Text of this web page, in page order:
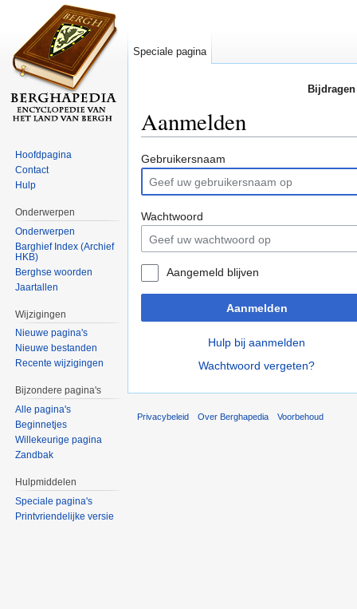
Aanmelden
Gebruikersnaam
Wachtwoord
Aangemeld blijven
Aanmelden
Hulp bij aanmelden
Wachtwoord vergeten?
Speciale pagina
Hoofdpagina
Contact
Hulp
Onderwerpen
Onderwerpen
Barghief Index (Archief
HKB)
Berghse woorden
Jaartallen
Wijzigingen
Nieuwe pagina's
Nieuwe bestanden
Recente wijzigingen
Bijzondere pagina's
Alle pagina's
Beginnetjes
Willekeurige pagina
Zandbak
Hulpmiddelen
Speciale pagina's
Printvriendelijke versie
Privacybeleid Over Berghapedia Voorbehoud